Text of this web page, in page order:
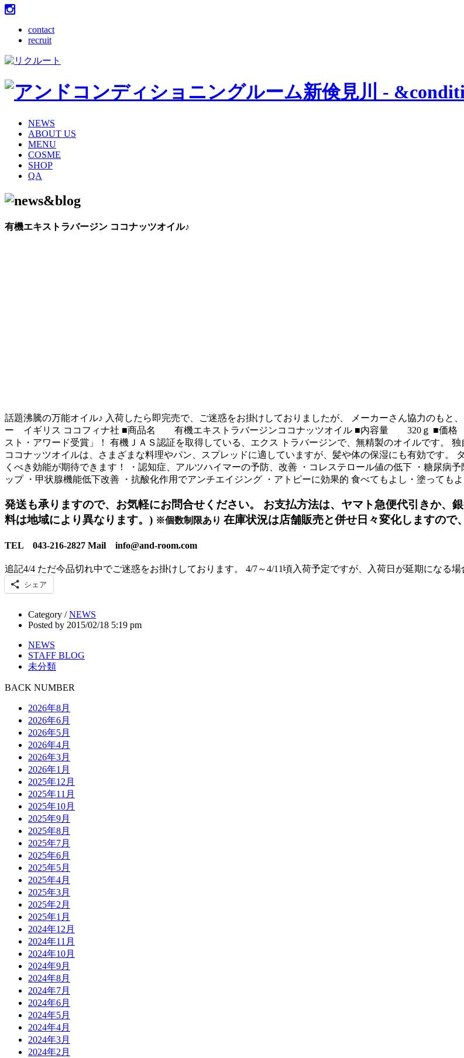
contact
recruit
NEWS
ABOUT US
MENU
COSME
SHOP
QA
有機エキストラバージン ココナッツオイル♪
話題沸騰の万能オイル♪ 入荷したら即完売で、ご迷惑をお掛けしておりましたが、 メーカーさん協力のもと
ー イギリス ココフィナ社 ■商品名 有機エキストラバージンココナッツオイル ■内容量 320ｇ ■価格
スト・アワード受賞」！ 有機ＪＡＳ認証を取得している、エクス トラバージンで、無精製のオイルです。
ココナッツオイルは、さまざまな料理やパン、スプレッドに適していますが、髪や体の保湿にも有効です。
くべき効能が期待できます！ ・認知症、アルツハイマーの予防、改善 ・コレステロール値の低下 ・糖尿病
ップ ・甲状腺機能低下改善 ・抗酸化作用でアンチエイジング ・アトピーに効果的 食べてもよし・塗っても
発送も承りますので、お気軽にお問合せください。 お支払方法は、ヤマト急便代引きか、
料は地域により異なります。) ※個数制限あり 在庫状況は店舗販売と併せ日々変化しますので
TEL 043-216-2827 Mail info@and-room.com
追記4/4 ただ今品切れ中でご迷惑をお掛けしております。 4/7～4/11頃入荷予定ですが、入荷日が延期になる
シェア
Category /NEWS
Posted by 2015/02/18 5:19 pm
NEWS
STAFF BLOG
未分類
BACK NUMBER
2026年8月
2026年6月
2026年5月
2026年4月
2026年3月
2026年1月
2025年12月
2025年11月
2025年10月
2025年9月
2025年8月
2025年7月
2025年6月
2025年5月
2025年4月
2025年3月
2025年2月
2025年1月
2024年12月
2024年11月
2024年10月
2024年9月
2024年8月
2024年7月
2024年6月
2024年5月
2024年4月
2024年3月
2024年2月